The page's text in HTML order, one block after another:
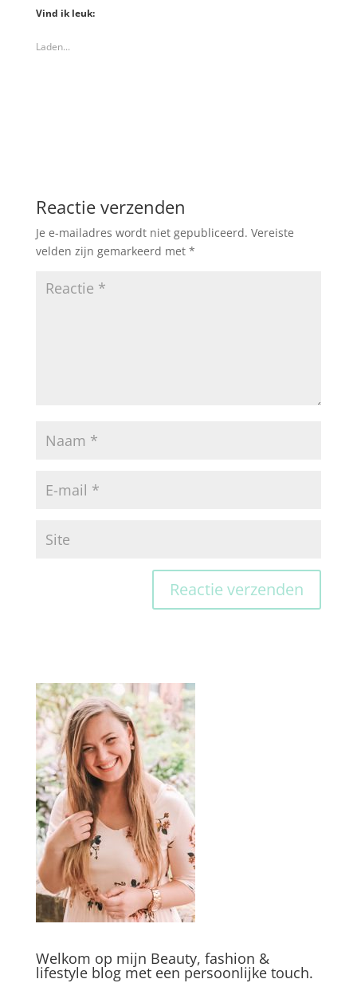
Vind ik leuk:
Laden...
Reactie verzenden
Je e-mailadres wordt niet gepubliceerd. Vereiste
velden zijn gemarkeerd met *
Welkom op mijn Beauty, fashion &
lifestyle blog met een persoonlijke touch.